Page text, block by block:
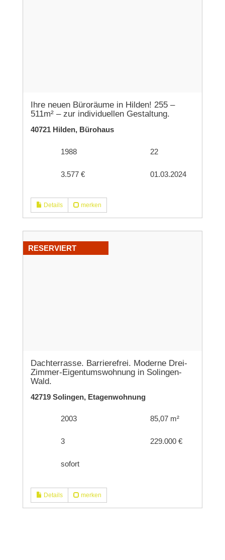
Ihre neuen Büroräume in Hilden! 255 –
511m² – zur individuellen Gestaltung.
40721 Hilden, Bürohaus
1988 22
3.577 € 01.03.2024
Details merken
RESERVIERT
Dachterrasse. Barrierefrei. Moderne Drei-
Zimmer-Eigentumswohnung in Solingen-
Wald.
42719 Solingen, Etagenwohnung
2003 85,07 m²
3 229.000 €
sofort
Details merken